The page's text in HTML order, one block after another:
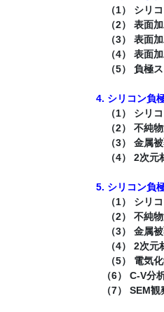
（1） シリコ
（2） 表面加
（3） 表面加
（4） 表面加
（5） 負極ス
4. シリコン負
（1） シリコ
（2） 不純物
（3） 金属被
（4） 2次元
5. シリコン負
（1） シリコ
（2） 不純物
（3） 金属被
（4） 2次元
（5） 電気化
（6） C-V分
（7） SEM観